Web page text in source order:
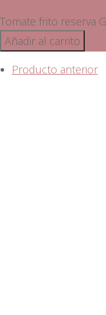
Tomate frito reserva
Añadir al carrito
Producto anterior